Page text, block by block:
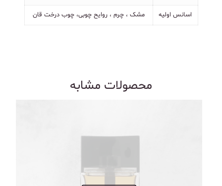
اسانس اولیه مشک ، چرم ، روایح چوبی، چوب درخت قان
محصولات مشابه